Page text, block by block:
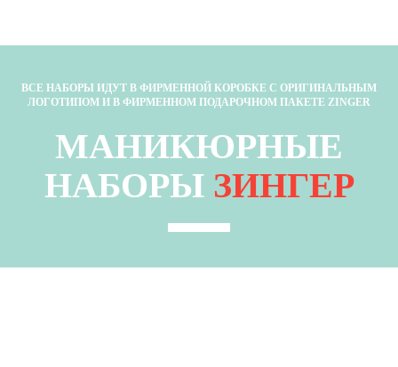
ВСЕ НАБОРЫ ИДУТ В ФИРМЕННОЙ КОРОБКЕ С ОРИГИНАЛЬНЫМ
ЛОГОТИПОМ И В ФИРМЕННОМ ПОДАРОЧНОМ ПАКЕТЕ ZINGER
МАНИКЮРНЫЕ
НАБОРЫ ЗИНГЕР